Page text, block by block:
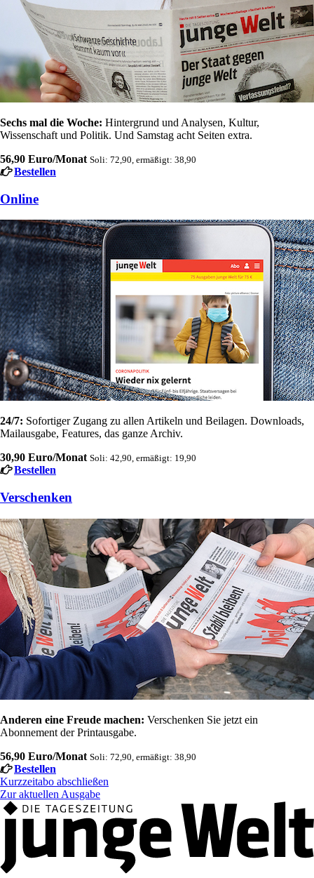
Sechs mal die Woche: Hintergrund und Analysen, Kultur,
Wissenschaft und Politik. Und Samstag acht Seiten extra.
56,90 Euro/Monat Soli: 72,90, ermäßigt: 38,90
Bestellen
Online
24/7: Sofortiger Zugang zu allen Artikeln und Beilagen. Downloads,
Mailausgabe, Features, das ganze Archiv.
30,90 Euro/Monat Soli: 42,90, ermäßigt: 19,90
Bestellen
Verschenken
Anderen eine Freude machen: Verschenken Sie jetzt ein
Abonnement der Printausgabe.
56,90 Euro/Monat Soli: 72,90, ermäßigt: 38,90
Bestellen
Kurzzeitabo abschließen
Zur aktuellen Ausgabe